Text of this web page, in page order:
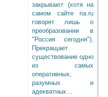
закрывают (хотя на
самом сайте ria.ru
говорят лишь о
преобразовании в
"Россия сегодня").
Прекращает
существование одно
из самых
оперативных,
разумных и
адекватных…